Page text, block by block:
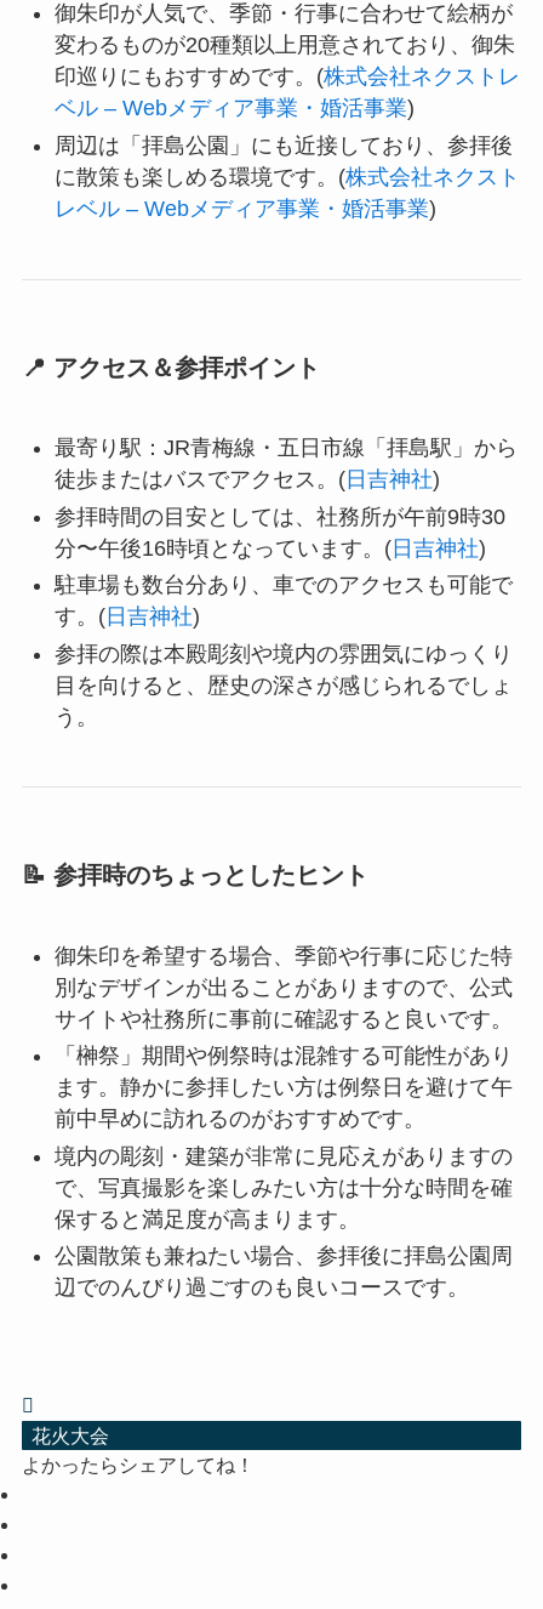
御朱印が人気で、季節・行事に合わせて絵柄が
変わるものが20種類以上用意されており、御朱
印巡りにもおすすめです。(株式会社ネクストレ
ベル – Webメディア事業・婚活事業)
周辺は「拝島公園」にも近接しており、参拝後
に散策も楽しめる環境です。(株式会社ネクスト
レベル – Webメディア事業・婚活事業)
📍 アクセス＆参拝ポイント
最寄り駅：JR青梅線・五日市線「拝島駅」から
徒歩またはバスでアクセス。(日吉神社)
参拝時間の目安としては、社務所が午前9時30
分〜午後16時頃となっています。(日吉神社)
駐車場も数台分あり、車でのアクセスも可能で
す。(日吉神社)
参拝の際は本殿彫刻や境内の雰囲気にゆっくり
目を向けると、歴史の深さが感じられるでしょ
う。
📝 参拝時のちょっとしたヒント
御朱印を希望する場合、季節や行事に応じた特
別なデザインが出ることがありますので、公式
サイトや社務所に事前に確認すると良いです。
「榊祭」期間や例祭時は混雑する可能性があり
ます。静かに参拝したい方は例祭日を避けて午
前中早めに訪れるのがおすすめです。
境内の彫刻・建築が非常に見応えがありますの
で、写真撮影を楽しみたい方は十分な時間を確
保すると満足度が高まります。
公園散策も兼ねたい場合、参拝後に拝島公園周
辺でのんびり過ごすのも良いコースです。
花火大会
よかったらシェアしてね！